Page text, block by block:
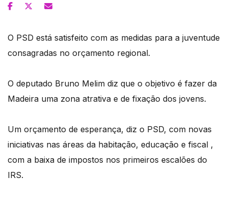
O PSD está satisfeito com as medidas para a juventude
consagradas no orçamento regional.
O deputado Bruno Melim diz que o objetivo é fazer da
Madeira uma zona atrativa e de fixação dos jovens.
Um orçamento de esperança, diz o PSD, com novas
iniciativas nas áreas da habitação, educação e fiscal ,
com a baixa de impostos nos primeiros escalões do
IRS.